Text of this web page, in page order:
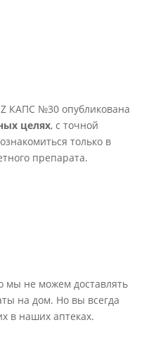
КАПС №30 опубликована
целях, с точной
только в
препарата.
мы не можем доставлять
на дом. Но вы всегда
в наших аптеках.